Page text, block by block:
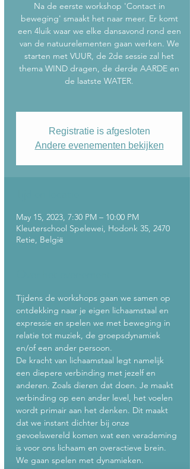
Na de eerste workshop 'Contact in
beweging' smaakt het naar meer. Er komt
een 4luik waar we elke dansavond rond een
van de natuurelementen gaan werken. We
starten met VUUR, de 2de sessie zal het
thema WIND dragen, de derde AARDE en
de laatste WATER.
Registratie is afgesloten
Andere evenementen bekijken
May 15, 2023, 7:30 PM – 10:00 PM
Kleuterschool Spelewei, Hodonk 35, 2470
Retie, België
Tijdens de workshops gaan we samen op
ontdekking naar je eigen lichaamstaal en
expressie en spelen we met beweging in
relatie tot muziek, de groepsdynamiek
en/of een ander persoon.
De kracht van lichaamstaal legt namelijk
een diepere verbinding met jezelf en
anderen. Zoals dieren dat doen. Je maakt
verbinding op een ander level, het voelen
wordt primair aan het denken. Dit maakt
dat we instant dichter bij onze
gevoelswereld komen wat een verademing
is voor ons lichaam en overactieve brein.
We gaan spelen met dynamieken.